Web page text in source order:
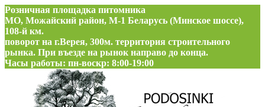
Розничная площадка питомника
МО, Можайский район, М-1 Беларусь (Минское шоссе),
108-й км.
поворот на г.Верея, 300м. территория строительного
рынка. При въезде на рынок направо до конца.
Часы работы: пн-воскр: 8:00-19:00